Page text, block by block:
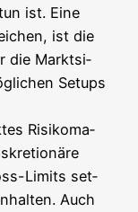
ist. Eine
ist die
die Markt­si­
Set­ups
Risi­ko­ma­
Limits set­
Auch